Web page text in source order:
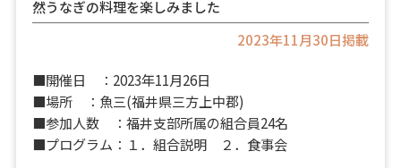
然うなぎの料理を楽しみました
2023年11月30日掲載
■開催日 ：2023年11月26日
■場所 ：魚三(福井県三方上中郡)
■参加人数 ：福井支部所属の組合員24名
■プログラム：１．組合説明 ２．食事会